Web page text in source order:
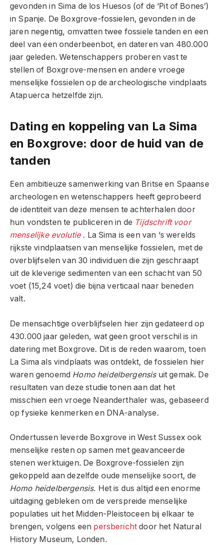
gevonden in Sima de los Huesos (of de ‘Pit of Bones’)
in Spanje. De Boxgrove-fossielen, gevonden in de
jaren negentig, omvatten twee fossiele tanden en een
deel van een onderbeenbot, en dateren van 480.000
jaar geleden. Wetenschappers proberen vast te
stellen of Boxgrove-mensen en andere vroege
menselijke fossielen op de archeologische vindplaats
Atapuerca hetzelfde zijn.
Dating en koppeling van La Sima
en Boxgrove: door de huid van de
tanden
Een ambitieuze samenwerking van Britse en Spaanse
archeologen en wetenschappers heeft geprobeerd
de identiteit van deze mensen te achterhalen door
hun vondsten te publiceren in de Tijdschrift voor
menselijke evolutie . La Sima is een van ‘s werelds
rijkste vindplaatsen van menselijke fossielen, met de
overblijfselen van 30 individuen die zijn geschraapt
uit de kleverige sedimenten van een schacht van 50
voet (15,24 voet) die bijna verticaal naar beneden
valt.
De mensachtige overblijfselen hier zijn gedateerd op
430.000 jaar geleden, wat geen groot verschil is in
datering met Boxgrove. Dit is de reden waarom, toen
La Sima als vindplaats was ontdekt, de fossielen hier
waren genoemd Homo heidelbergensis uit gemak. De
resultaten van deze studie tonen aan dat het
misschien een vroege Neanderthaler was, gebaseerd
op fysieke kenmerken en DNA-analyse.
Ondertussen leverde Boxgrove in West Sussex ook
menselijke resten op samen met geavanceerde
stenen werktuigen. De Boxgrove-fossielen zijn
gekoppeld aan dezelfde oude menselijke soort, de
Homo heidelbergensis. Het is dus altijd een enorme
uitdaging gebleken om de verspreide menselijke
populaties uit het Midden-Pleistoceen bij elkaar te
brengen, volgens een persberichtdoor het Natural
History Museum, Londen.